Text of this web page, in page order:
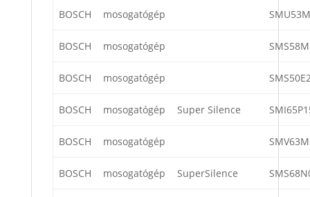
BOSCH mosogatógép
BOSCH mosogatógép
BOSCH mosogatógép
BOSCH mosogatógép Super Silence
BOSCH mosogatógép
BOSCH mosogatógép SuperSilence